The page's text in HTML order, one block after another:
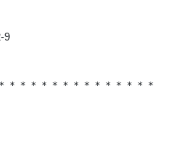
9
＊＊＊＊＊＊＊＊＊＊＊＊＊＊